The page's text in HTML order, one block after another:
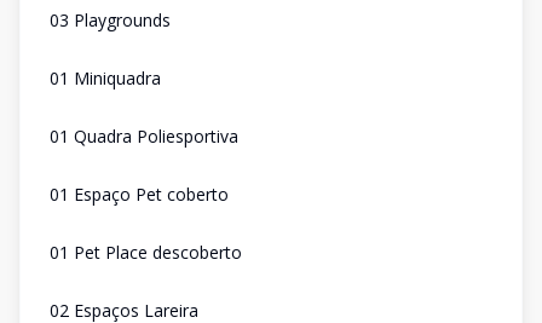
03 Playgrounds
01 Miniquadra
01 Quadra Poliesportiva
01 Espaço Pet coberto
01 Pet Place descoberto
02 Espaços Lareira